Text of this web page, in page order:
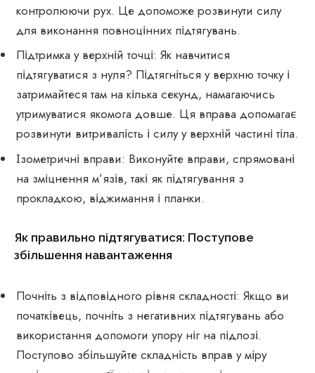
контролюючи рух. Це допоможе розвинути силу
для виконання повноцінних підтягувань.
Підтримка у верхній точці: Як навчитися
підтягуватися з нуля? Підтягніться у верхню точку і
затримайтеся там на кілька секунд, намагаючись
утримуватися якомога довше. Ця вправа допомагає
розвинути витривалість і силу у верхній частині тіла.
Ізометричні вправи: Виконуйте вправи, спрямовані
на зміцнення м’язів, такі як підтягування з
прокладкою, віджимання і планки.
Як правильно підтягуватися: Поступове
збільшення навантаження
Почніть з відповідного рівня складності: Якщо ви
початківець, почніть з негативних підтягувань або
використання допомоги упору ніг на підлозі.
Поступово збільшуйте складність вправ у міру